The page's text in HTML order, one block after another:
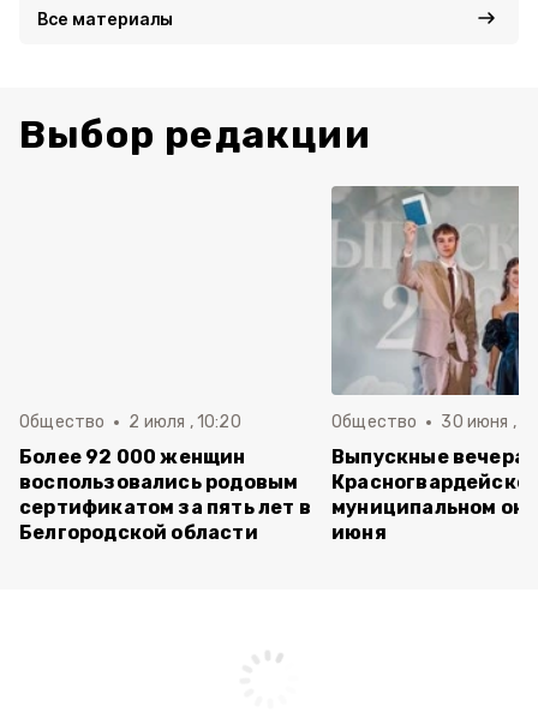
Все материалы
Выбор редакции
Общество 2 июля , 10:20
Более 92 000 женщин
воспользовались родовым
сертификатом за пять лет в
Белгородской области
Общество 30 июня ,
Выпускные вечера
муниципальном
июня